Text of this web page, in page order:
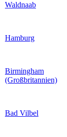
Waldnaab
Hamburg
Birmingham
(Großbritannien)
Bad Vilbel